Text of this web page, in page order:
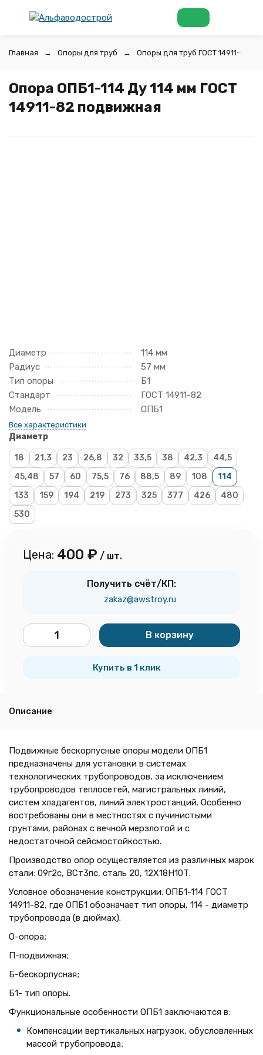
Главная Опоры для труб Опоры для труб ГОСТ 14911-82
Опора ОПБ1-114 Ду 114 мм ГОСТ
14911-82 подвижная
Диаметр
114 мм
Радиус
57 мм
Тип опоры
Б1
Стандарт
ГОСТ 14911-82
Модель
ОПБ1
Все характеристики
Диаметр
18 21,3 23 26,8 32 33,5 38 42,3
44,5
45,48
57 60 75,5 76 88,5 89 108
114
133
159 194 219 273 325 377 426
480
530
Цена: 400 ₽ / шт.
Получить счёт/КП:
zakaz@awstroy.ru
В корзину
Купить в 1 клик
Описание
Подвижные бескорпусные опоры модели ОПБ1
предназначены для установки в системах
технологических трубопроводов, за исключением
трубопроводов теплосетей, магистральных линий,
систем хладагентов, линий электростанций. Особенно
востребованы они в местностях с пучинистыми
грунтами, районах с вечной мерзлотой и с
недостаточной сейсмостойкостью.
Производство опор осуществляется из различных марок
стали: 09г2с, ВСт3пс, сталь 20, 12Х18Н10Т.
Условное обозначение конструкции: ОПБ1-114 ГОСТ
14911-82, где ОПБ1 обозначает тип опоры, 114 - диаметр
трубопровода (в дюймах).
О-опора;
П-подвижная;
Б-бескорпусная;
Б1- тип опоры.
Функциональные особенности ОПБ1 заключаются в:
Компенсации вертикальных нагрузок, обусловленных
массой трубопровода;